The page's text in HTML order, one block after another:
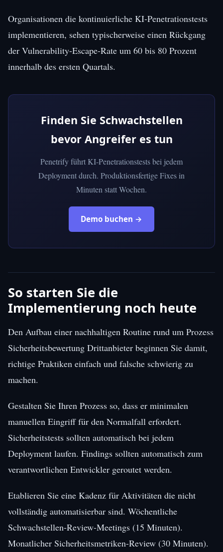
Organisationen die kontinuierliche KI-Penetrationstests
implementieren, sehen typischerweise einen Rückgang
der Vulnerability-Escape-Rate um 60 bis 80 Prozent
innerhalb des ersten Quartals.
Finden Sie Schwachstellen
bevor Angreifer es tun
Penetrify führt KI-Penetrationstests bei jedem
Deployment durch. Produktionsfertige Fixes in
Minuten statt Wochen.
Demo buchen →
So starten Sie die
Implementierung noch heute
Den Aufbau einer nachhaltigen Routine rund um Prozess
Sicherheitsbewertung Drittanbieter beginnen Sie damit,
richtige Praktiken einfach und falsche schwierig zu
machen.
Gestalten Sie Ihren Prozess so, dass er minimalen
manuellen Eingriff für den Normalfall erfordert.
Sicherheitstests sollten automatisch bei jedem
Deployment laufen. Findings sollten automatisch zum
verantwortlichen Entwickler geroutet werden.
Etablieren Sie eine Kadenz für Aktivitäten die nicht
vollständig automatisierbar sind. Wöchentliche
Schwachstellen-Review-Meetings (15 Minuten).
Monatlicher Sicherheitsmetriken-Review (30 Minuten).